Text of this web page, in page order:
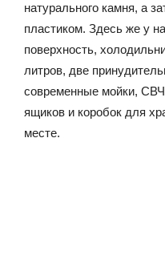
натурального камня, а
пластиком. Здесь же у
поверхность,
литров, две
современные мойки,
ящиков и коробок для
месте.